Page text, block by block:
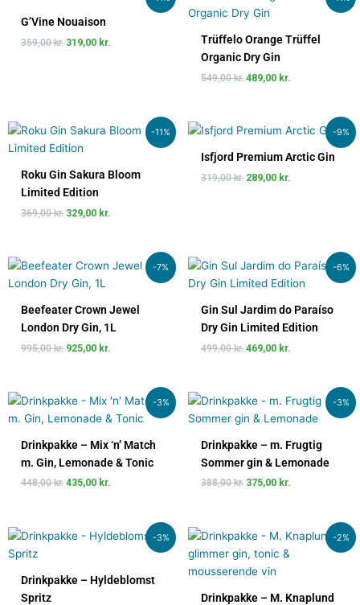
G’Vine Nouaison
359,00kr.
pris
359,00 kr..
319,00 kr.
Trüffelo Orange Trüffel
Organic Dry Gin
549,00kr.
oprindelige
pris
549,00 kr..
489,00 kr.
489,00 kr..
-11%
Roku Gin Sakura Bloom
Limited Edition
369,00kr.
Den
pris
369,00 kr..
329,00 kr.
Den
329,00 kr..
-9%
Isfjord Premium Arctic Gin
319,00kr.
Den
pris
319,00 kr..
289,00 kr.
Den
pris
-7%
Beefeater Crown Jewel
London Dry Gin, 1L
995,00kr.
Den
pris
995,00 kr..
925,00 kr.
Den
925,00 kr..
-6%
Gin Sul Jardim do Paraíso
Dry Gin Limited Edition
499,00kr.
Den
pris
499,00 kr..
469,00 kr.
Den
pris
469,00 kr..
-3%
Drinkpakke – Mix ‘n’ Match
m. Gin, Lemonade & Tonic
448,00kr.
Den
pris
448,00 kr..
435,00 kr.
Den
pris
435,00 kr..
-3%
Drinkpakke – m. Frugtig
Sommer gin & Lemonade
388,00kr.
Den
pris
388,00 kr..
375,00 kr.
Den
aktuelle
pris
375,00 kr..
-3%
Drinkpakke – Hyldeblomst
Spritz
Den
oprindelige
515,00 kr..
Den
499,00 kr..
-2%
Drinkpakke – M. Knaplund
Den
pris
var:
Den
aktuelle